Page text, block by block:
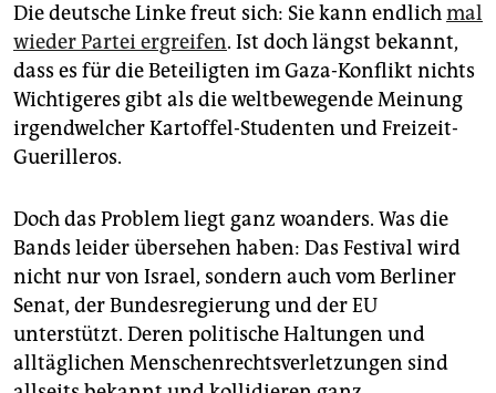
Die deutsche Linke freut sich: Sie kann endlichmal
wieder Partei ergreifen. Ist doch längst bekannt,
dass es für die Beteiligten im Gaza-Konflikt nichts
Wichtigeres gibt als die weltbewegende Meinung
irgendwelcher Kartoffel-Studenten und Freizeit-
Guerilleros.
Doch das Problem liegt ganz woanders. Was die
Bands leider übersehen haben: Das Festival wird
nicht nur von Israel, sondern auch vom Berliner
Senat, der Bundesregierung und der EU
unterstützt. Deren politische Haltungen und
alltäglichen Menschenrechtsverletzungen sind